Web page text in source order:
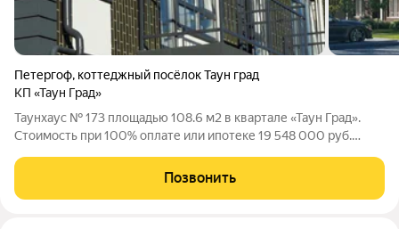
Петергоф, коттеджный посёлок Таун град
КП «Таун Град»
Таунхаус № 173 площадью 108.6 м2 в квартале «Таун Град».
Стоимость при 100% оплате или ипотеке 19 548 000 руб.
постоянного проживания. Расположен в Петродворцовом
районе, рядом с Новым
Позвонить